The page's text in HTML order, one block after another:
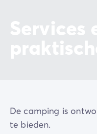
De camping is
te bieden.